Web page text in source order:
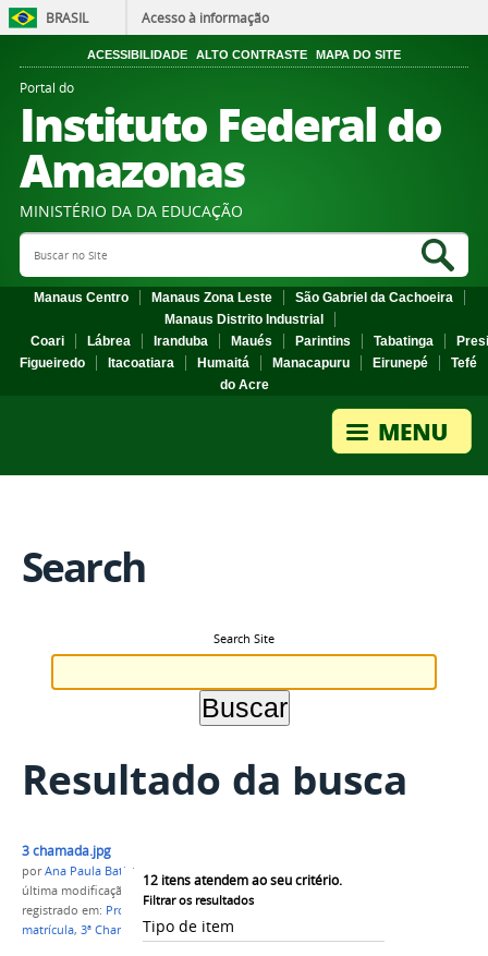
BRASIL Acesso à informação
ACESSIBILIDADE ALTO CONTRASTE MAPA DO SITE
Portal do
Instituto Federal do
Amazonas
MINISTÉRIO DA DA EDUCAÇÃO
Search Site
Manaus Centro Manaus Zona Leste
São Gabriel da Cachoeira
Manaus Distrito Industrial
Coari
Lábrea Iranduba Maués Parintins Tabatinga
Figueiredo
Itacoatiara Humaitá Manacapuru Eirunepé
Tefé
do Acre
Search
Search Site
Resultado da busca
12 itens atendem ao seu critério.
Filtrar os resultados
Tipo de item
3 chamada.jpg
porAna Paula Batista
última modificação
em 17/05/2018 11h37
registrado em: Processo Seletivo 2017/1,capital
matrícula, 3ª Chamada